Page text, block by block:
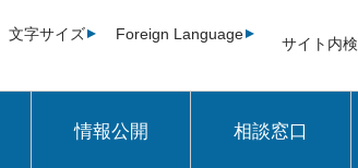
文字サイズ Foreign Language
サイト内
情報公開 相談窓口